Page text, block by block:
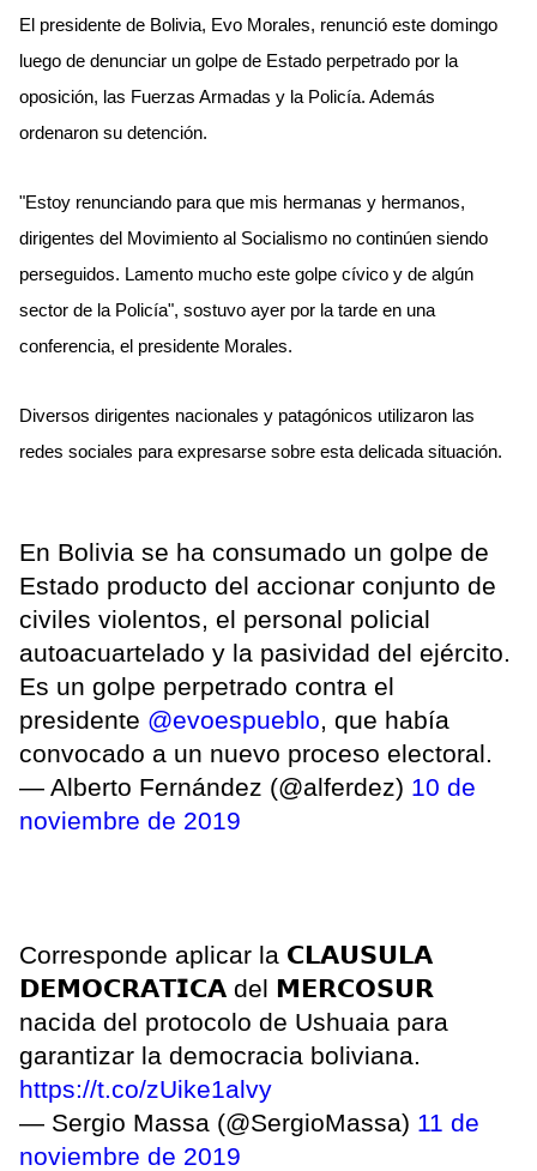
El presidente de Bolivia, Evo Morales, renunció este domingo
luego de denunciar un golpe de Estado perpetrado por la
oposición, las Fuerzas Armadas y la Policía. Además
ordenaron su detención.
"Estoy renunciando para que mis hermanas y hermanos,
dirigentes del Movimiento al Socialismo no continúen siendo
perseguidos. Lamento mucho este golpe cívico y de algún
sector de la Policía", sostuvo ayer por la tarde en una
conferencia, el presidente Morales.
Diversos dirigentes nacionales y patagónicos utilizaron las
redes sociales para expresarse sobre esta delicada situación.
En Bolivia se ha consumado un golpe de
Estado producto del accionar conjunto de
civiles violentos, el personal policial
autoacuartelado y la pasividad del ejército.
Es un golpe perpetrado contra el
presidente @evoespueblo, que había
convocado a un nuevo proceso electoral.
— Alberto Fernández (@alferdez) 10 de
noviembre de 2019
Corresponde aplicar la 𝗖𝗟𝗔𝗨𝗦𝗨𝗟𝗔
𝗗𝗘𝗠𝗢𝗖𝗥𝗔𝗧𝗜𝗖𝗔 del 𝗠𝗘𝗥𝗖𝗢𝗦𝗨𝗥
nacida del protocolo de Ushuaia para
garantizar la democracia boliviana.
https://t.co/zUike1alvy
— Sergio Massa (@SergioMassa) 11 de
noviembre de 2019